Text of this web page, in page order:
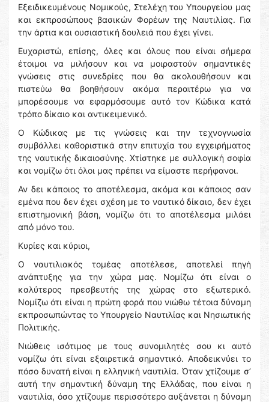
Εξειδικευμένους Νομικούς, Στελέχη του Υπουργείου μας
και εκπροσώπους βασικών Φορέων της Ναυτιλίας. Για
την άρτια και ουσιαστική δουλειά που έχει γίνει.
Ευχαριστώ, επίσης, όλες και όλους που είναι σήμερα
έτοιμοι να μιλήσουν και να μοιραστούν σημαντικές
γνώσεις στις συνεδρίες που θα ακολουθήσουν και
πιστεύω θα βοηθήσουν ακόμα περαιτέρω για να
μπορέσουμε να εφαρμόσουμε αυτό τον Κώδικα κατά
τρόπο δίκαιο και αντικειμενικό.
Ο Κώδικας με τις γνώσεις και την τεχνογνωσία
συμβάλλει καθοριστικά στην επιτυχία του εγχειρήματος
της ναυτικής δικαιοσύνης. Χτίστηκε με συλλογική σοφία
και νομίζω ότι όλοι μας πρέπει να είμαστε περήφανοι.
Αν δει κάποιος το αποτέλεσμα, ακόμα και κάποιος σαν
εμένα που δεν έχει σχέση με το ναυτικό δίκαιο, δεν έχει
επιστημονική βάση, νομίζω ότι το αποτέλεσμα μιλάει
από μόνο του.
Κυρίες και κύριοι,
Ο ναυτιλιακός τομέας αποτέλεσε, αποτελεί πηγή
ανάπτυξης για την χώρα μας. Νομίζω ότι είναι ο
καλύτερος πρεσβευτής της χώρας στο εξωτερικό.
Νομίζω ότι είναι η πρώτη φορά που νιώθω τέτοια δύναμη
εκπροσωπώντας το Υπουργείο Ναυτιλίας και Νησιωτικής
Πολιτικής.
Νιώθεις ισότιμος με τους συνομιλητές σου κι αυτό
νομίζω ότι είναι εξαιρετικά σημαντικό. Αποδεικνύει το
πόσο δυνατή είναι η ελληνική ναυτιλία. Όταν χτίζουμε σ’
αυτή την σημαντική δύναμη της Ελλάδας, που είναι η
ναυτιλία, όσο χτίζουμε περισσότερο αυξάνεται η δύναμη